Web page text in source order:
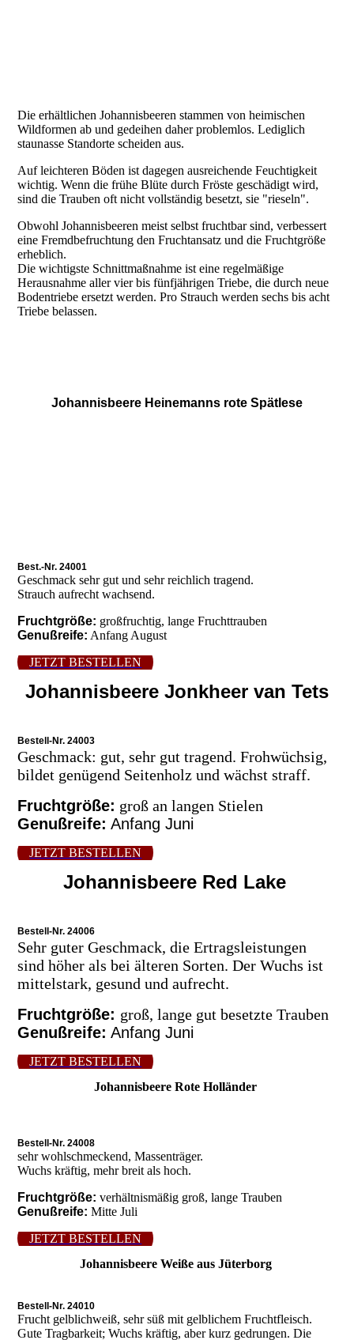
Die erhältlichen Johannisbeeren stammen von heimischen
Wildformen ab und gedeihen daher problemlos. Lediglich
staunasse Standorte scheiden aus.
Auf leichteren Böden ist dagegen ausreichende Feuchtigkeit
wichtig. Wenn die frühe Blüte durch Fröste geschädigt wird,
sind die Trauben oft nicht vollständig besetzt, sie "rieseln".
Obwohl Johannisbeeren meist selbst fruchtbar sind, verbessert
eine Fremdbefruchtung den Fruchtansatz und die Fruchtgröße
erheblich.
Die wichtigste Schnittmaßnahme ist eine regelmäßige
Herausnahme aller vier bis fünfjährigen Triebe, die durch neue
Bodentriebe ersetzt werden. Pro Strauch werden sechs bis acht
Triebe belassen.
Johannisbeere Heinemanns rote Spätlese
Best.-Nr. 24001
Geschmack sehr gut und sehr reichlich tragend.
Strauch aufrecht wachsend.
Fruchtgröße: großfruchtig, lange Fruchttrauben
Genußreife: Anfang August
JETZT BESTELLEN
Johannisbeere Jonkheer van Tets
Bestell-Nr. 24003
Geschmack: gut, sehr gut tragend. Frohwüchsig,
bildet genügend Seitenholz und wächst straff.
Fruchtgröße: groß an langen Stielen
Genußreife: Anfang Juni
JETZT BESTELLEN
Johannisbeere Red Lake
Bestell-Nr. 24006
Sehr guter Geschmack, die Ertragsleistungen
sind höher als bei älteren Sorten. Der Wuchs ist
mittelstark, gesund und aufrecht.
Fruchtgröße: groß, lange gut besetzte Trauben
Genußreife: Anfang Juni
JETZT BESTELLEN
Johannisbeere Rote Holländer
Bestell-Nr. 24008
sehr wohlschmeckend, Massenträger.
Wuchs kräftig, mehr breit als hoch.
Fruchtgröße: verhältnismäßig groß, lange Trauben
Genußreife: Mitte Juli
JETZT BESTELLEN
Johannisbeere Weiße aus Jüterborg
Bestell-Nr. 24010
Frucht gelblichweiß, sehr süß mit gelblichem Fruchtfleisch.
Gute Tragbarkeit; Wuchs kräftig, aber kurz gedrungen. Die